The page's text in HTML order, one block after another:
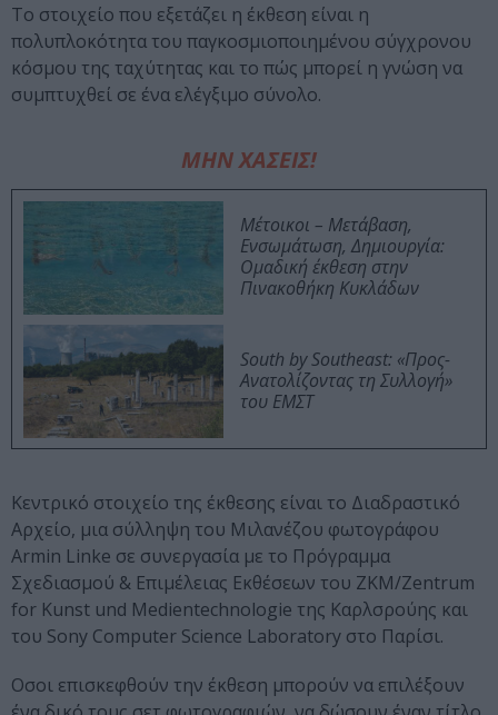
Το στοιχείο που εξετάζει η έκθεση είναι η
πολυπλοκότητα του παγκοσμιοποιημένου σύγχρονου
κόσμου της ταχύτητας και το πώς μπορεί η γνώση να
συμπτυχθεί σε ένα ελέγξιμο σύνολο.
ΜΗΝ ΧΑΣΕΙΣ!
Μέτοικοι – Μετάβαση,
Ενσωμάτωση, Δημιουργία:
Ομαδική έκθεση στην
Πινακοθήκη Κυκλάδων
South by Southeast: «Προς-
Ανατολίζοντας τη Συλλογή»
του ΕΜΣΤ
Κεντρικό στοιχείο της έκθεσης είναι το Διαδραστικό
Αρχείο, μια σύλληψη του Μιλανέζου φωτογράφου
Armin Linke σε συνεργασία με το Πρόγραμμα
Σχεδιασμού & Επιμέλειας Εκθέσεων του ZKM/Zentrum
fοr Kunst und Medientechnologie της Καρλσρούης και
του Sony Computer Science Laboratory στο Παρίσι.
Οσοι επισκεφθούν την έκθεση μπορούν να επιλέξουν